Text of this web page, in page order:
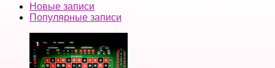
Новые записи
Популярные записи